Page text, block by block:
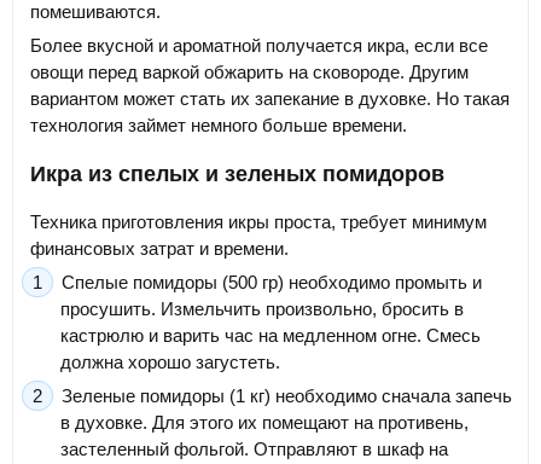
помешиваются.
Более вкусной и ароматной получается икра, если все
овощи перед варкой обжарить на сковороде. Другим
вариантом может стать их запекание в духовке. Но такая
технология займет немного больше времени.
Икра из спелых и зеленых помидоров
Техника приготовления икры проста, требует минимум
финансовых затрат и времени.
Спелые помидоры (500 гр) необходимо промыть и
просушить. Измельчить произвольно, бросить в
кастрюлю и варить час на медленном огне. Смесь
должна хорошо загустеть.
Зеленые помидоры (1 кг) необходимо сначала запечь
в духовке. Для этого их помещают на противень,
застеленный фольгой. Отправляют в шкаф на